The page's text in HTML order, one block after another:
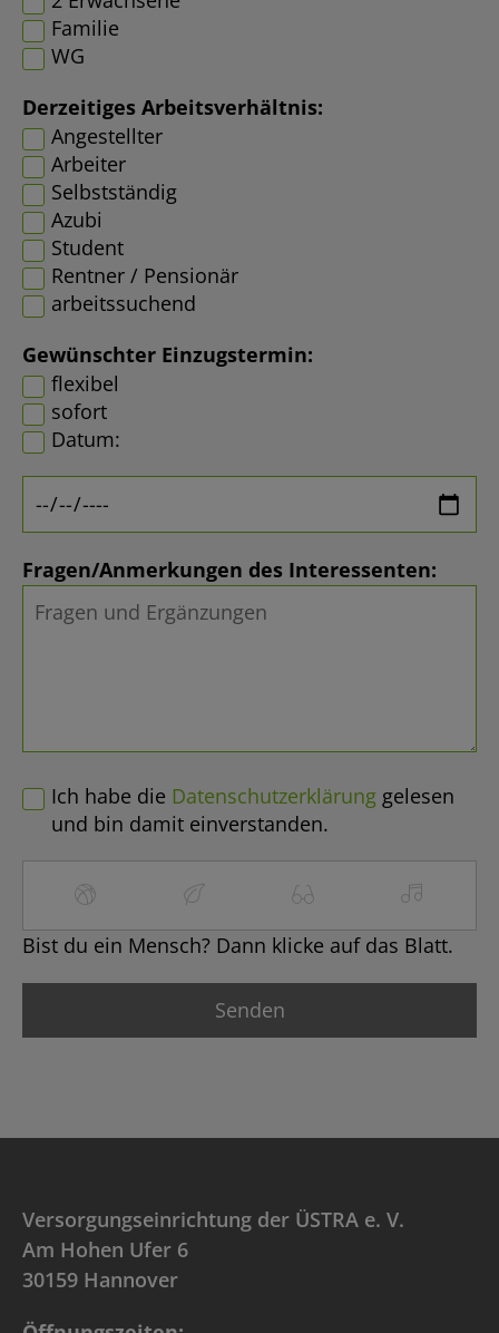
Familie
WG
Derzeitiges Arbeitsverhältnis:
Angestellter
Arbeiter
Selbstständig
Azubi
Student
Rentner / Pensionär
arbeitssuchend
Gewünschter Einzugstermin:
flexibel
sofort
Datum:
Fragen/Anmerkungen des Interessenten:
Ich habe die Datenschutzerklärung gelesen
und bin damit einverstanden.
Bist du ein Mensch? Dann klicke auf das Blatt.
Versorgungseinrichtung der ÜSTRA e. V.
Am Hohen Ufer 6
30159 Hannover